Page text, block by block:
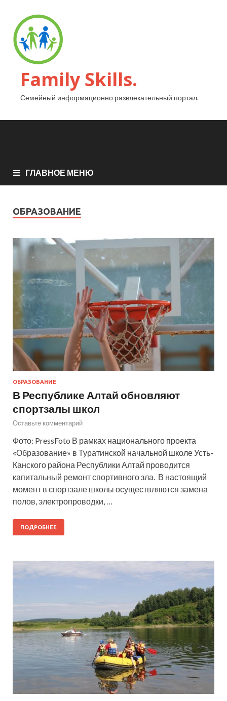
Family Skills.
Семейный информационно развлекательный портал.
ГЛАВНОЕ МЕНЮ
ОБРАЗОВАНИЕ
ОБРАЗОВАНИЕ
В Республике Алтай обновляют
спортзалы школ
Оставьте комментарий
Фото: PressFoto В рамках национального проекта
«Образование» в Туратинской начальной школе Усть-
Канского района Республики Алтай проводится
капитальный ремонт спортивного зла. В настоящий
момент в спортзале школы осуществляются замена
полов, электропроводки, …
ПОДРОБНЕЕ